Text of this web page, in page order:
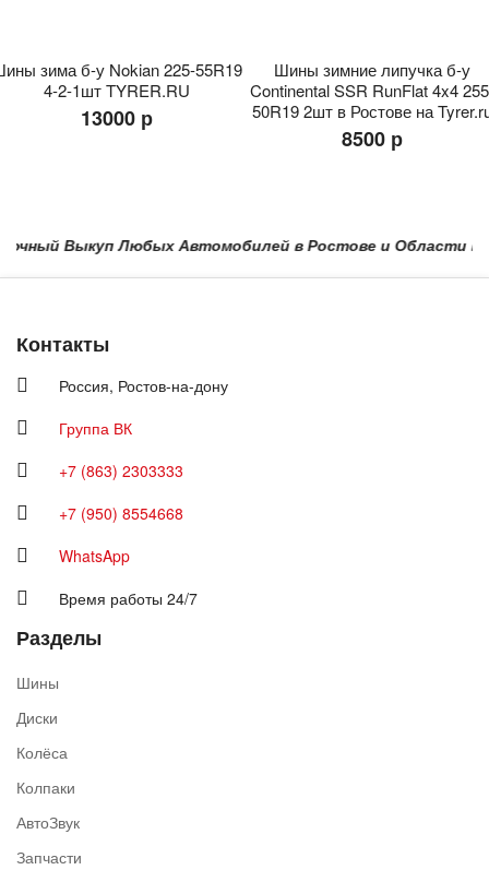
зима б-у Nokian 225-55R19
4-2-1шт TYRER.RU
13000 р
Шины зимние липучка б-у
Continental SSR RunFlat 4x4
50R19 2шт в Ростове на
8500 р
Выкуп Любых Автомобилей в Ростове и Области в
Контакты
Россия, Ростов-на-дону
Группа ВК
+7 (863) 2303333
+7 (950) 8554668
WhatsApp
Время работы 24/7
Разделы
Шины
Диски
Колёса
Колпаки
АвтоЗвук
Запчасти